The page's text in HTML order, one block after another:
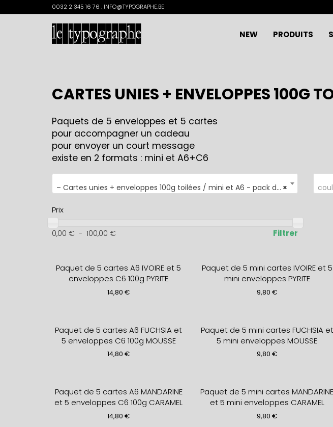
0032 2 345 16 76 . INFO@TYPOGRAPHE.BE
NEW PRODUITS
CARTES UNIES + ENVELOPPES 100G
Paquets de 5 enveloppes et 5 cartes
pour accompagner un cadeau
pour envoyer un court message
existe en 2 formats : mini et A6+C6
×
– Cartes unies + enveloppes 100g toilées / mini et A6 - pack de 5
Prix
0,00 € - 100,00 € Filtrer
Paquet de 5 cartes A6 IVOIRE et 5
enveloppes C6 100g PYRITE
14,80 €
Paquet de 5 mini cartes IVOIRE et 5
mini enveloppes PYRITE
9,80 €
Paquet de 5 cartes A6 FUCHSIA et
5 enveloppes C6 100g MOUSSE
14,80 €
Paquet de 5 mini cartes FUCHSIA et
5 mini enveloppes MOUSSE
9,80 €
Paquet de 5 cartes A6 MANDARINE
et 5 enveloppes C6 100g CARAMEL
14,80 €
Paquet de 5 mini cartes MANDARINE
et 5 mini enveloppes CARAMEL
9,80 €